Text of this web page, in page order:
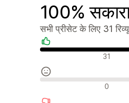
100%
सभी प्रीसेट के लिए 31 रिव्यू
सकारात्मक रिव्यू 31
न्यूट्रल रिव्यू 0